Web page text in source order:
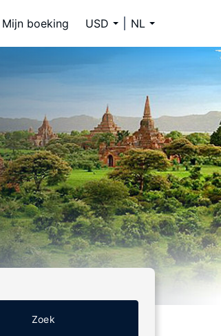
Mijn boeking USD NL
Zoek